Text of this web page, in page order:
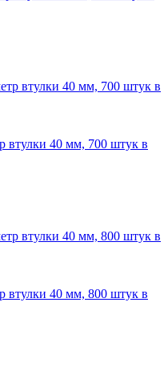
втулки 40 мм, 700 штук в
втулки 40 мм, 800 штук в